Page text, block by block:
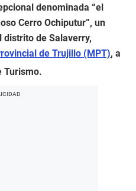
denominada “el
Cerro Ochiputur”, un
de Salaverry,
de Trujillo (MPT), a
Turismo.